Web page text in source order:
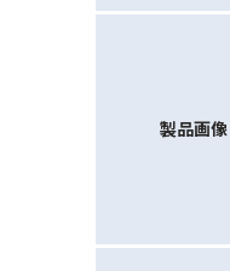
製品画像